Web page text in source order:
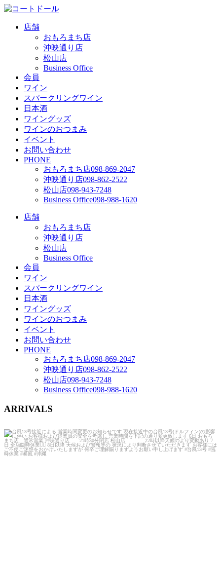
店舗
おもろまち店
沖映通り店
松山店
Business Office
会員
ワイン
スパークリングワイン
日本酒
ワイングッズ
ワインのおつまみ
イベント
お問い合わせ
PHONE
おもろまち店098-869-2047
沖映通り店098-862-2522
松山店098-943-7248
Business Office098-988-1620
店舗
おもろまち店
沖映通り店
松山店
Business Office
会員
ワイン
スパークリングワイン
日本酒
ワイングッズ
ワインのおつまみ
イベント
お問い合わせ
PHONE
おもろまち店098-869-2047
沖映通り店098-862-2522
松山店098-943-7248
Business Office098-988-1620
ARRIVALS